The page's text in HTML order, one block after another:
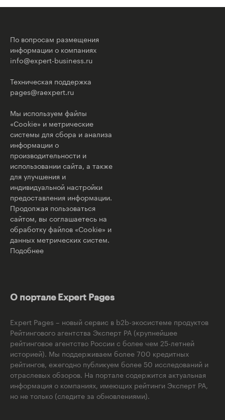
По вопросам размещения
информации о компаниях
info@expert-business.ru
Техническая поддержка
pages@raexpert.ru
Мы используем файлы
«Cookie» и метрические
системы для сбора и анализа
информации о
производительности и
использовании сайта, а также
для улучшения и
индивидуальной настройки
предоставления информации.
Продолжая пользоваться
сайтом, вы соглашаетесь на
обработку файлов «Cookie» и
данных метрических систем.
Подобнее
О портале Expert Pages
Expert Pages – новый сервис в b2b-экосистеме продуктов
Рейтингового агентства Эксперт РА (крупнейшее
рейтинговое агентство России с более чем 25-летней
историей). Мы поддерживаем более 700 кредитных
рейтингов, ежегодно публикуем более 50 исследований и
отраслевых обзоров. На портале содержится актуальная
информация о компаниях, имеющих рейтинги Эксперт РА,
но не только (следите за обновлениями).